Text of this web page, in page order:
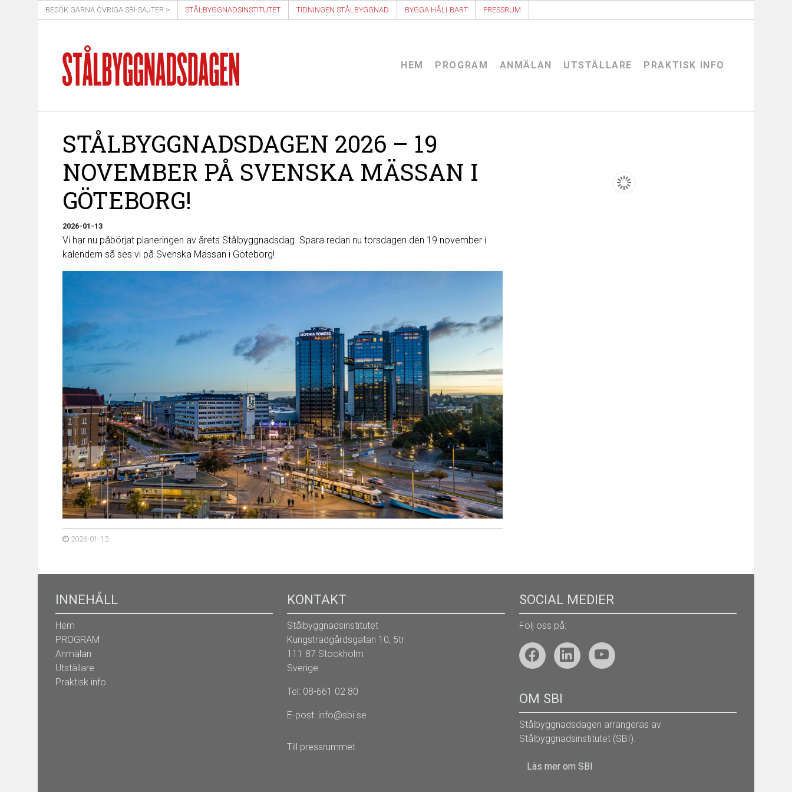
BESÖK GÄRNA ÖVRIGA SBI-SAJTER > STÅLBYGGNADSINSTITUTET TIDNINGEN STÅLBYGGNAD BYGGA HÅLLBART PRESSRUM
HEM PROGRAM ANMÄLAN UTSTÄLLARE PRAKTISK INFO
STÅLBYGGNADSDAGEN 2026 – 19
NOVEMBER PÅ SVENSKA MÄSSAN I
GÖTEBORG!
2026-01-13
Vi har nu påbörjat planeringen av årets Stålbyggnadsdag. Spara redan nu torsdagen den 19 november i
kalendern så ses vi på Svenska Mässan i Göteborg!
2026-01-13
INNEHÅLL
Hem
PROGRAM
Anmälan
Utställare
Praktisk info
KONTAKT
Stålbyggnadsinstitutet
Kungsträdgårdsgatan 10, 5tr
111 87 Stockholm
Sverige
Tel: 08-661 02 80
E-post: info@sbi.se
Till pressrummet
SOCIAL MEDIER
Följ oss på:
OM SBI
Stålbyggnadsdagen arrangeras av
Stålbyggnadsinstitutet (SBI).
Läs mer om SBI